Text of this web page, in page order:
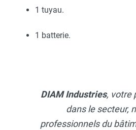
1 tuyau.
1 batterie.
DIAM Industries, votre
dans le secteur,
professionnels du